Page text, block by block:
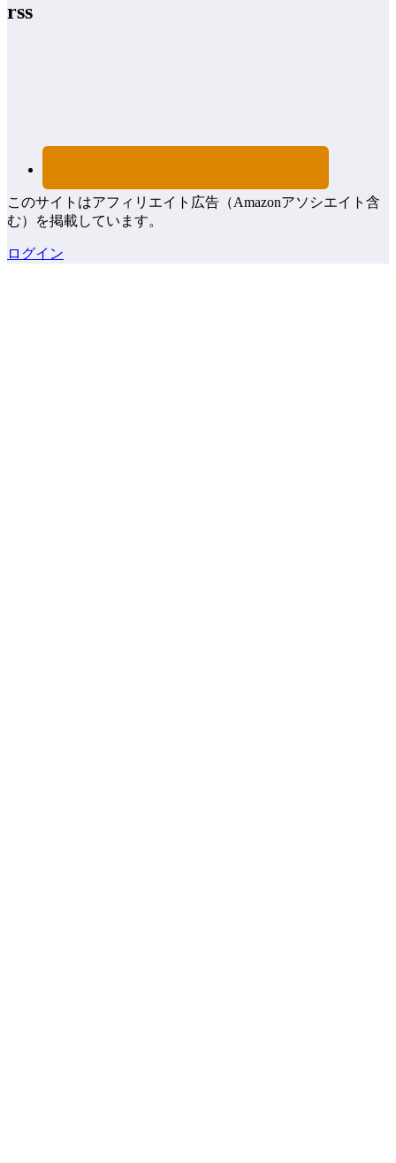
rss
このサイトはアフィリエイト広告（Amazonアソシエイト含
む）を掲載しています。
ログイン